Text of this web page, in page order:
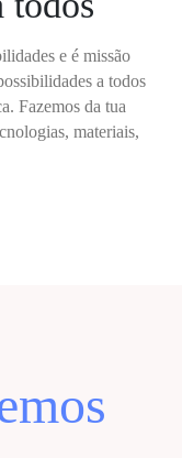
e é missão
a todos
Fazemos da tua
materiais,